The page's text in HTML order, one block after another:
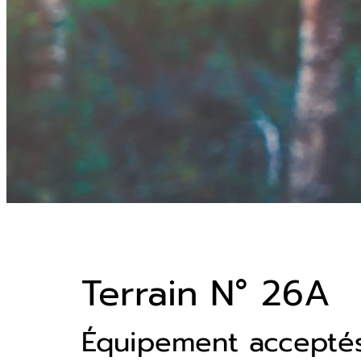
Terrain N° 26A
Équipement